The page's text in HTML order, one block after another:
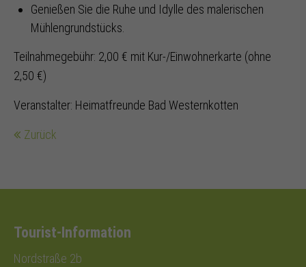
Genießen Sie die Ruhe und Idylle des malerischen
Mühlengrundstücks.
Teilnahmegebühr: 2,00 € mit Kur-/Einwohnerkarte (ohne
2,50 €)
Veranstalter: Heimatfreunde Bad Westernkotten
Zurück
Tourist-Information
Nordstraße 2b